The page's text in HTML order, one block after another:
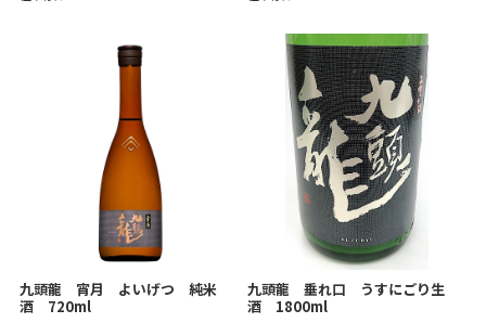
九頭龍 宵月 よいげつ 純米
酒 720ml
九頭龍 垂れ口 うすにごり生
酒 1800ml